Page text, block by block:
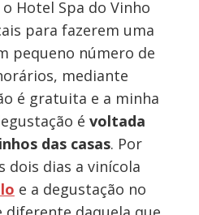
Hotel Spa do Vinho
para fazerem uma
pequeno número de
mediante
é gratuita e a minha
é voltada
das casas. Por
dois dias a vinícola
e a degustação no